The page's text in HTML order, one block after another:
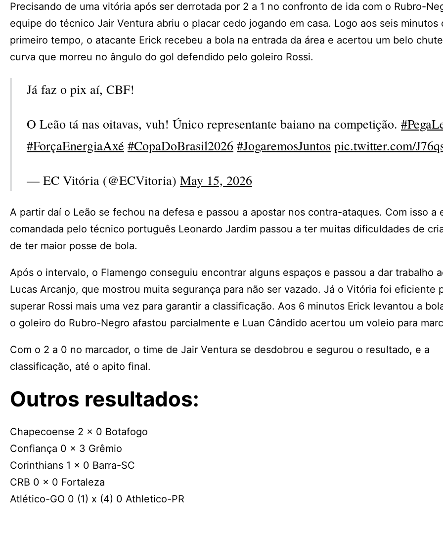
Precisando de uma vitória após ser derrotada por 2 a 1 no confronto de ida com o Rubro-
equipe do técnico Jair Ventura abriu o placar cedo jogando em casa. Logo aos seis minutos
primeiro tempo, o atacante Erick recebeu a bola na entrada da área e acertou um belo
curva que morreu no ângulo do gol defendido pelo goleiro Rossi.
Já faz o pix aí, CBF!
O Leão tá nas oitavas, vuh! Único representante baiano na competição.
#ForçaEnergiaAxé #CopaDoBrasil2026 #JogaremosJuntos pic.twitter.com/
— EC Vitória (@ECVitoria) May 15, 2026
A partir daí o Leão se fechou na defesa e passou a apostar nos contra-ataques. Com isso a
comandada pelo técnico português Leonardo Jardim passou a ter muitas dificuldades de
de ter maior posse de bola.
Após o intervalo, o Flamengo conseguiu encontrar alguns espaços e passou a dar trabalho
Lucas Arcanjo, que mostrou muita segurança para não ser vazado. Já o Vitória foi eficiente
superar Rossi mais uma vez para garantir a classificação. Aos 6 minutos Erick levantou a
o goleiro do Rubro-Negro afastou parcialmente e Luan Cândido acertou um voleio para
Com o 2 a 0 no marcador, o time de Jair Ventura se desdobrou e segurou o resultado, e a
classificação, até o apito final.
Outros resultados:
Chapecoense 2 x 0 Botafogo
Confiança 0 x 3 Grêmio
Corinthians 1 x 0 Barra-SC
CRB 0 x 0 Fortaleza
Atlético-GO 0 (1) x (4) 0 Athletico-PR